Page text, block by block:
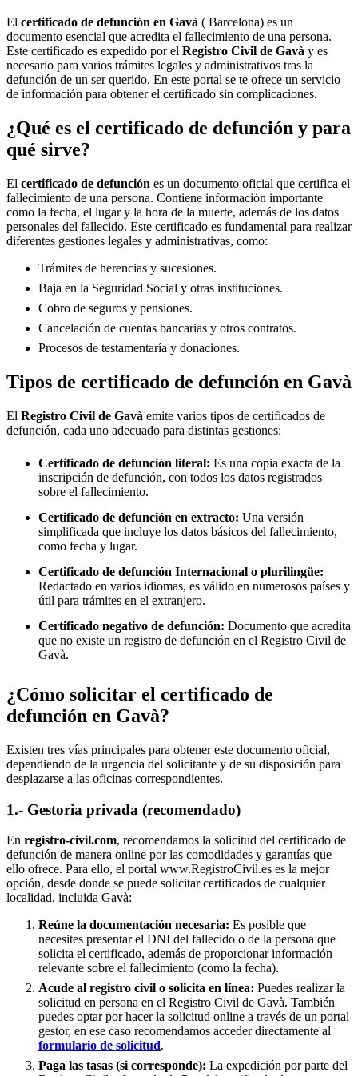
El certificado de defunción en Gavà ( Barcelona) es un
documento esencial que acredita el fallecimiento de una persona.
Este certificado es expedido por el Registro Civil de Gavà y es
necesario para varios trámites legales y administrativos tras la
defunción de un ser querido. En este portal se te ofrece un servicio
de información para obtener el certificado sin complicaciones.
¿Qué es el certificado de defunción y para
qué sirve?
El certificado de defunción es un documento oficial que certifica el
fallecimiento de una persona. Contiene información importante
como la fecha, el lugar y la hora de la muerte, además de los datos
personales del fallecido. Este certificado es fundamental para realizar
diferentes gestiones legales y administrativas, como:
Trámites de herencias y sucesiones.
Baja en la Seguridad Social y otras instituciones.
Cobro de seguros y pensiones.
Cancelación de cuentas bancarias y otros contratos.
Procesos de testamentaría y donaciones.
Tipos de certificado de defunción en Gavà
El Registro Civil de Gavà emite varios tipos de certificados de
defunción, cada uno adecuado para distintas gestiones:
Certificado de defunción literal: Es una copia exacta de la
inscripción de defunción, con todos los datos registrados
sobre el fallecimiento.
Certificado de defunción en extracto: Una versión
simplificada que incluye los datos básicos del fallecimiento,
como fecha y lugar.
Certificado de defunción Internacional o plurilingüe:
Redactado en varios idiomas, es válido en numerosos países y
útil para trámites en el extranjero.
Certificado negativo de defunción: Documento que acredita
que no existe un registro de defunción en el Registro Civil de
Gavà.
¿Cómo solicitar el certificado de
defunción en Gavà?
Existen tres vías principales para obtener este documento oficial,
dependiendo de la urgencia del solicitante y de su disposición para
desplazarse a las oficinas correspondientes.
1.- Gestoria privada (recomendado)
En registro-civil.com, recomendamos la solicitud del certificado de
defunción de manera online por las comodidades y garantías que
ello ofrece. Para ello, el portal www.RegistroCivil.es es la mejor
opción, desde donde se puede solicitar certificados de cualquier
localidad, incluida Gavà:
Reúne la documentación necesaria: Es posible que
necesites presentar el DNI del fallecido o de la persona que
solicita el certificado, además de proporcionar información
relevante sobre el fallecimiento (como la fecha).
Acude al registro civil o solicita en línea: Puedes realizar la
solicitud en persona en el Registro Civil de Gavà. También
puedes optar por hacer la solicitud online a través de un portal
gestor, en ese caso recomendamos acceder directamente al
formulario de solicitud.
Paga las tasas (si corresponde): La expedición por parte del